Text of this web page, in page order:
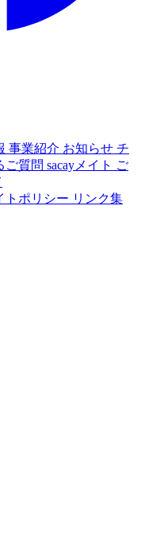
事業紹介 お知らせ チ
ご質問 sacayメイト ご
トポリシー リンク集